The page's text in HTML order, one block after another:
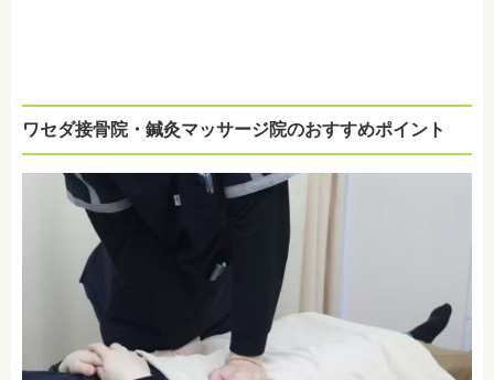
ワセダ接骨院・鍼灸マッサージ院のおすすめポイント